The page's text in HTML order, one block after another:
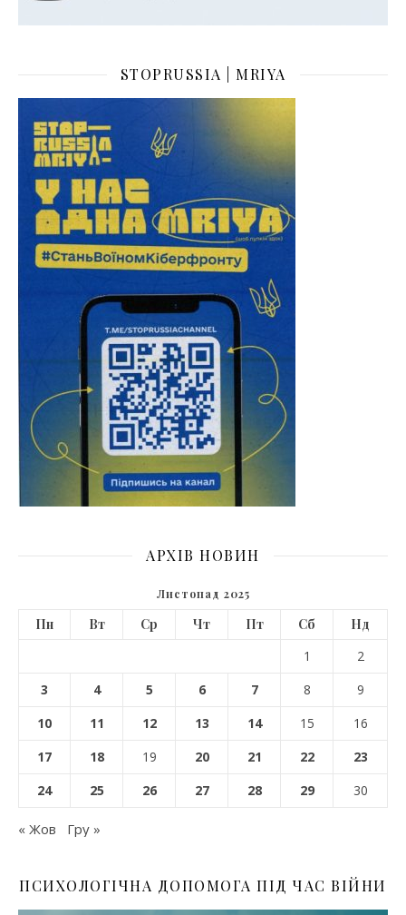
STOPRUSSIA | MRIYA
АРХІВ НОВИН
Листопад 2025
Пн Вт Ср Чт Пт Сб
Нд
1
2
3
4 5 6 7 8
9
10
11 12 13 14 15
16
17
18 19 20 21 22
23
24
25 26 27 28 29 30
« Жов Гру »
ПСИХОЛОГІЧНА ДОПОМОГА ПІД ЧАС ВІЙНИ